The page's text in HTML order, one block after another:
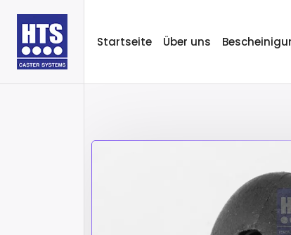
Startseite Über uns